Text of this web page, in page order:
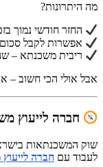
מה היתרונות?
החזר חודשי נמוך
אפשרות לקבל סכום
ריבית משכנתא –
אבל אולי הכי חשוב –
חברה לייעוץ
שוק המשכנתאות
לעבוד עם חברה